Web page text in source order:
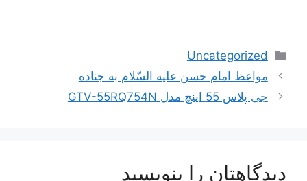
دسته‌ها
Uncategorized
ناوبری
نوشته‌ها
مواعظ امام حسن علیه السّلام به جناده
جی پلاس 55 اينچ مدل GTV-55RQ754N
دیدگاهتان را بنویسید